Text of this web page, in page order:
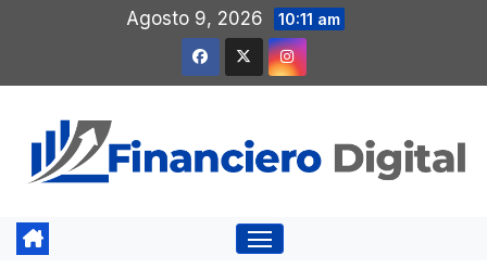
contenido
Agosto 9, 2026 10:11 am